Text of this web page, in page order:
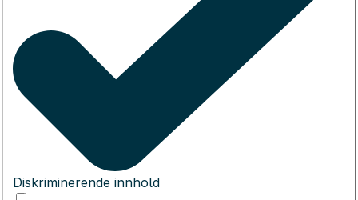
Diskriminerende innhold